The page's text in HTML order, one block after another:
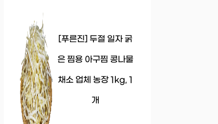
[푸른진] 두절 일자 굵
은 찜용 아구찜 콩나물
채소 업체 농장 1kg, 1
개